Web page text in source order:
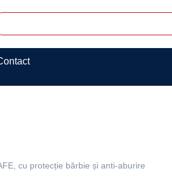
cu protecție bărbie și anti-aburire